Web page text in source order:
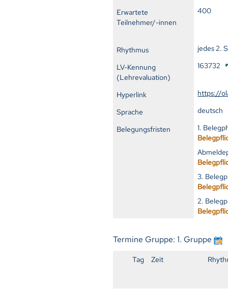
Erwartete
Teilnehmer/-innen
400
Rhythmus
jedes 2.
LV-Kennung
(Lehrevaluation)
163732
Hyperlink
https://
Sprache
deutsch
Belegungsfristen
1.
3.
2.
Termine Gruppe: 1. Gruppe
Tag Zeit